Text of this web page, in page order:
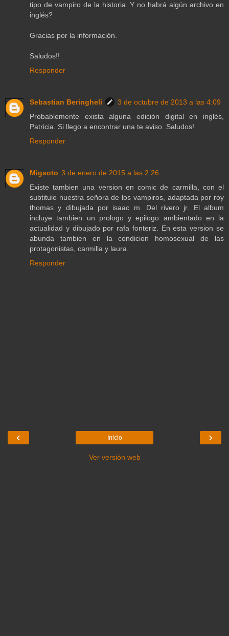
tipo de vampiro de la historia. Y no habrá algún archivo en
inglés?
Gracias por la información.
Saludos!!
Responder
Sebastian Beringheli
3 de octubre de 2013 a las 4:09
Probablemente exista alguna edición digital en inglés,
Patricia. Si llego a encontrar una te aviso. Saludos!
Responder
Migsoto 3 de enero de 2015 a las 2:26
Existe tambien una version en comic de carmilla, con el
subtitulo nuestra señora de los vampiros, adaptada por roy
thomas y dibujada por isaac m. Del rivero jr. El album
incluye tambien un prologo y epilogo ambientado en la
actualidad y dibujado por rafa fonteriz. En esta version se
abunda tambien en la condicion homosexual de las
protagonistas, carmilla y laura.
Responder
‹ ›
Inicio
Ver versión web